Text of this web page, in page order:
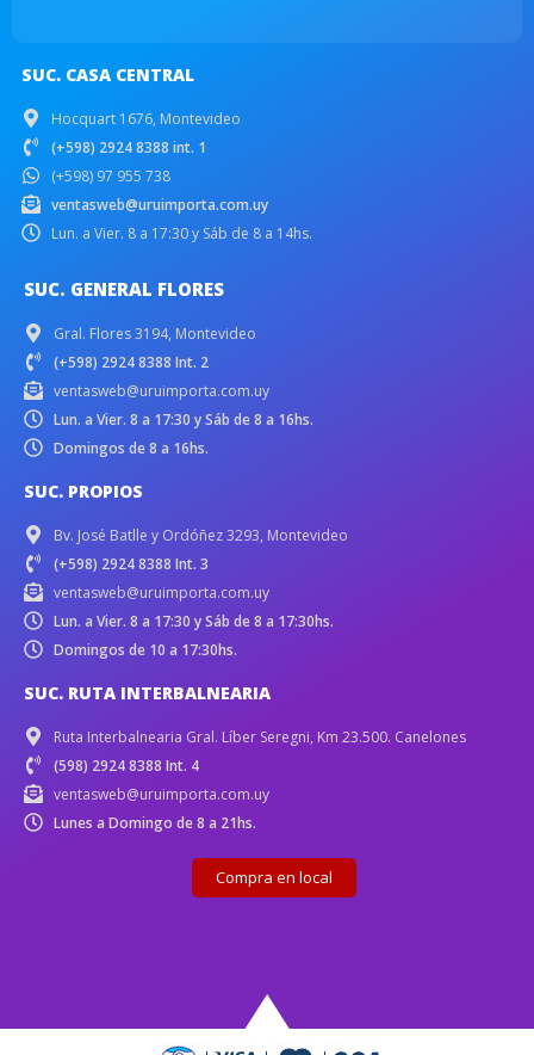
SUC. CASA CENTRAL
Hocquart 1676, Montevideo
(+598) 2924 8388 int. 1
(+598) 97 955 738
ventasweb@uruimporta.com.uy
Lun. a Vier. 8 a 17:30 y Sáb de 8 a 14hs.
SUC. GENERAL FLORES
Gral. Flores 3194, Montevideo
(+598) 2924 8388 Int. 2
ventasweb@uruimporta.com.uy
Lun. a Vier. 8 a 17:30 y Sáb de 8 a 16hs.
Domingos de 8 a 16hs.
SUC. PROPIOS
Bv. José Batlle y Ordóñez 3293, Montevideo
(+598) 2924 8388 Int. 3
ventasweb@uruimporta.com.uy
Lun. a Vier. 8 a 17:30 y Sáb de 8 a 17:30hs.
Domingos de 10 a 17:30hs.
SUC. RUTA INTERBALNEARIA
Ruta Interbalnearia Gral. Líber Seregni, Km 23.500. Canelones
(598) 2924 8388 Int. 4
ventasweb@uruimporta.com.uy
Lunes a Domingo de 8 a 21hs.
Compra en local